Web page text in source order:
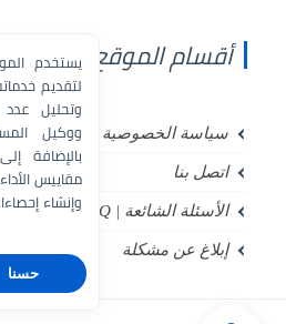
أقسام الموقع
سياسة الخصوصية (Privacy Policy)
اتصل بنا
الأسئلة الشائعة | FAQ
إبلاغ عن مشكلة
يستخدم
وتحليل عدد
مقاييس
وإنشاء
حسنا